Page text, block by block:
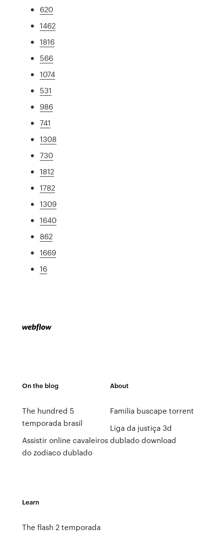
620
1462
1816
566
1074
531
986
741
1308
730
1812
1782
1309
1640
862
1669
16
On the blog
The hundred 5
temporada brasil
Assistir online cavaleiros
do zodiaco dublado
About
Familia buscape torrent
Liga da justiça 3d
dublado download
Learn
The flash 2 temporada